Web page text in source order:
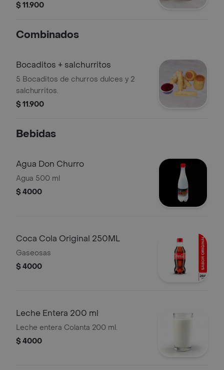
churro y con una copa de 1/2 onza de
$ 11.900
Combinados
Bocaditos + salchurritos
5 Bocaditos de churros dulces y 2
salchurritos.
$ 11.900
Bebidas
Agua Don Churro
Agua 500 ml
$ 4000
Coca Cola Original 250ML
Gaseosas
$ 4000
Leche Entera 200 ml
Leche entera Colanta 200 ml.
$ 4000